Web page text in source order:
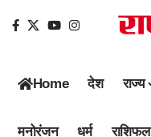
Home देश राज्य
मनोरंजन धर्म राशिफल